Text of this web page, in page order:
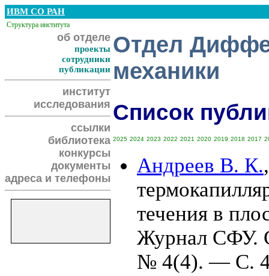
ИВМ СО РАН
Структура института
об отделе
проекты
сотрудники
публикации
институт
исследования
ссылки
библиотека
конкурсы
документы
адреса и телефоны
Отдел
механики
Список
2025 2024 2023 2022 2021 2020 2019 2018 2017
Андреев В. К.
течения в
Журнал СФУ.
№ 4(4). — С.